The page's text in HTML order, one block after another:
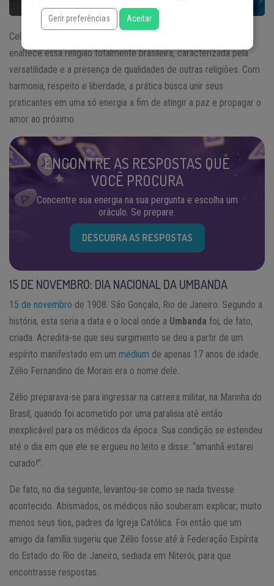
Celebrado em 15 de
enaltece essa religião totalmente brasileira, caracterizada pela
versatilidade e a presença de qualidades de outras religiões. Com
harmonia, respeito e liberdade, a prática busca unir seus
praticantes em uma só energia a fim de atingir a paz e propagar o
amor ao próximo.
ENCONTRE AS RESPOSTAS QUE
VOCÊ PROCURA
Concentre sua energia na sua pergunta e escolha um
oráculo. Se prepare.
DESCUBRA AS RESPOSTAS
15 DE NOVEMBRO: DIA NACIONAL DA UMBANDA
15 de novembro de 1908. São Gonçalo, Rio de Janeiro. Segundo a
história, esta seria a data e o local onde a Umbanda foi, de fato,
criada. Acredita-se que seu surgimento se deu a partir de um
espírito manifestado em um médium de apenas 17 anos de idade.
Zélio Fernandino de Morais era o nome dele.
Zélio preparava-se para ingressar na carreira militar, na Marinha do
Brasil, quando foi acometido por uma paralisia até então
inexplicável para os médicos da época. Sua condição se estendeu
até o dia em que ele se ergueu no leito e disse: “amanhã estarei
curado!”.
De fato, no dia seguinte, levantou-se como se nada tivesse
acontecido. Abismados, os médicos não souberam explicar; muito
menos seus tios, padres da Igreja Católica. Foi então que um
amigo da família sugeriu que Zélio fosse até à Federação Espírita
do Estado do Rio de Janeiro, sediada em Niterói, para que
encontrasse respostas.
Gerir preferências Aceitar